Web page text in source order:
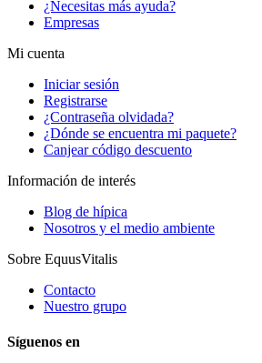
¿Necesitas más ayuda?
Empresas
Mi cuenta
Iniciar sesión
Registrarse
¿Contraseña olvidada?
¿Dónde se encuentra mi paquete?
Canjear código descuento
Información de interés
Blog de hípica
Nosotros y el medio ambiente
Sobre EquusVitalis
Contacto
Nuestro grupo
Síguenos en